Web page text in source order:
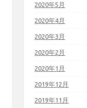
2020年5月
2020年4月
2020年3月
2020年2月
2020年1月
2019年12月
2019年11月